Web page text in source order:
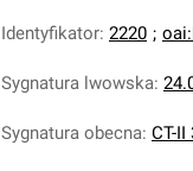
Identyfikator: 2220 ;
Sygnatura lwowska:
Sygnatura obecna: CT-II